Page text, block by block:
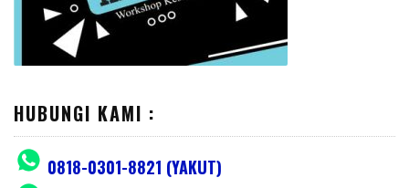
HUBUNGI KAMI :
0818-0301-8821 (YAKUT)